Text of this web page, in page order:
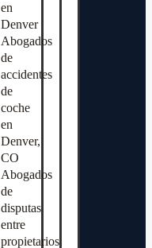
en
Denver
Abogados
de
accidentes
de
coche
en
Denver,
CO
Abogados
de
disputas
entre
propietarios